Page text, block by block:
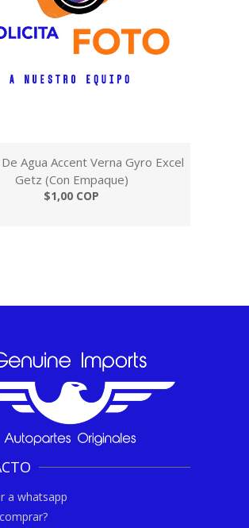
Agua Accent Verna Gyro Excel
Getz (Con Empaque)
$1,00 COP
a whatsapp